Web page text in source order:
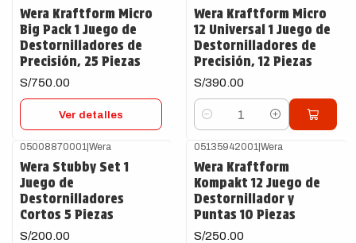
Wera Kraftform Micro
Big Pack 1 Juego de
Destornilladores de
Precisión, 25 Piezas
S/750.00
Ver detalles
Wera Kraftform Micro
12 Universal 1 Juego de
Destornilladores de
Precisión, 12 Piezas
S/390.00
Cantidad
05008870001 |Wera
Wera Stubby Set 1
Juego de
Destornilladores
Cortos 5 Piezas
S/200.00
05135942001 |Wera
Wera Kraftform
Kompakt 12 Juego de
Destornillador y
Puntas 10 Piezas
S/250.00